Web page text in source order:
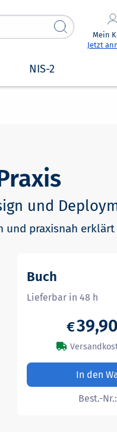
Mein
Jetzt
NIS-2
und
und praxisnah erklärt
Buch
Lieferbar in 48 h
€39,90
In den
Best.-Nr.: